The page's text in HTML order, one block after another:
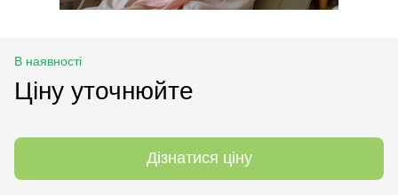
В наявності
Ціну уточнюйте
Дізнатися ціну